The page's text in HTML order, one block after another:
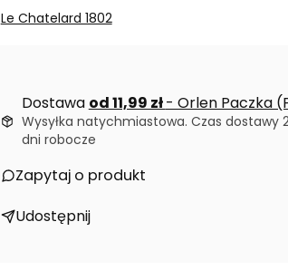
Le Chatelard 1802
Dostawa od 11,99 zł- Orlen Paczka
Wysyłka natychmiastowa. Czas dostawy
dni robocze
Zapytaj o produkt
Udostępnij